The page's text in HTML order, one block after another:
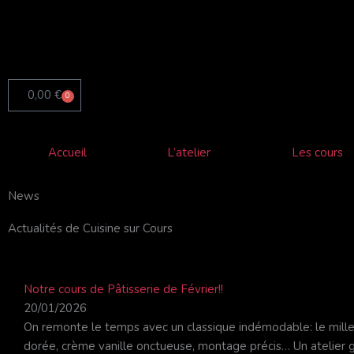
0,00 € 0
Panier
Accueil L’atelier Les cours
News
Actualités de Cuisine sur Cours
Notre cours de Pâtisserie de Février!!
20/01/2026
On remonte le temps avec un classique indémodable: le
dorée, crème vanille onctueuse, montage précis… Un atelier